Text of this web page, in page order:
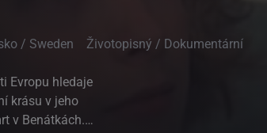
/ Sweden Životopisný / Dokumentární
Evropu hledaje
krásu v jeho
v Benátkách.